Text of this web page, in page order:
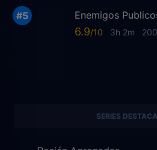
Enemigos
6.9 3h 2m
SERIES